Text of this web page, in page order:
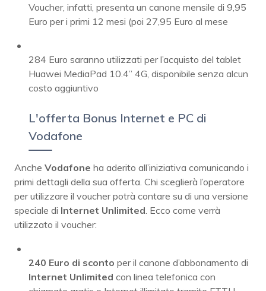
Voucher, infatti, presenta un canone mensile di 9,95
Euro per i primi 12 mesi (poi 27,95 Euro al mese
284 Euro saranno utilizzati per l’acquisto del tablet
Huawei MediaPad 10.4’’ 4G, disponibile senza alcun
costo aggiuntivo
L'offerta Bonus Internet e PC di
Vodafone
Anche Vodafone ha aderito all’iniziativa comunicando i
primi dettagli della sua offerta. Chi sceglierà l’operatore
per utilizzare il voucher potrà contare su di una versione
speciale di Internet Unlimited . Ecco come verrà
utilizzato il voucher:
240 Euro di sconto per il canone d’abbonamento di
Internet Unlimited con linea telefonica con